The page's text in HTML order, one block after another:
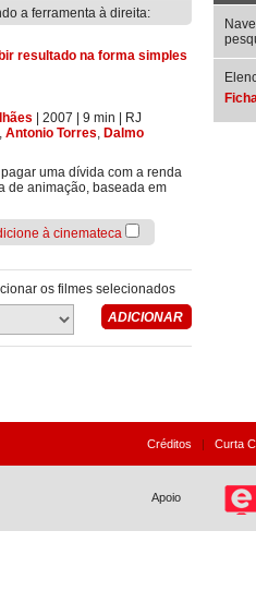
a ferramenta à direita:
resultado na forma simples
| 2007 | 9 min
RJ
, Antonio Torres, Dalmo
uma dívida com a renda
de animação, baseada em
à cinemateca
os filmes selecionados
Créditos | Curta
Apoio